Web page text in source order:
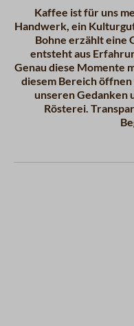
Kaffee ist für uns
Handwerk, ein
Bohne erzählt eine
entsteht aus
Genau diese Momente
diesem Bereich öffnen
unseren Gedanken
Rösterei.